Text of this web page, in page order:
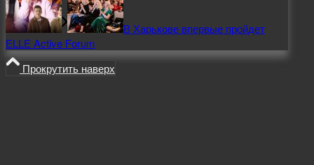
В Харькове впервые пройдет
ELLE Active Forum
Прокрутить наверх